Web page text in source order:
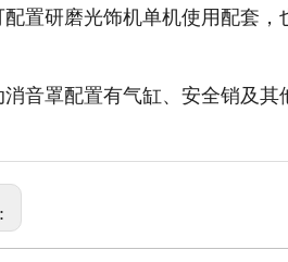
配置研磨光饰机单机使用配套
消音罩配置有气缸、安全销及